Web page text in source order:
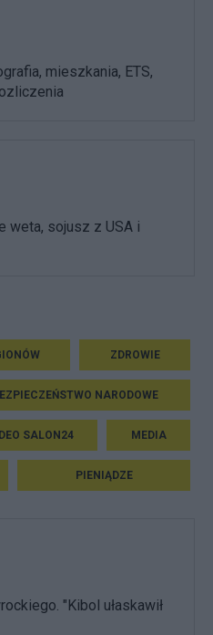
mieszkania, ETS,
weta, sojusz z USA i
ZDROWIE
NARODOWE
SALON24 MEDIA
PIENIĄDZE
"Kibol ułaskawił